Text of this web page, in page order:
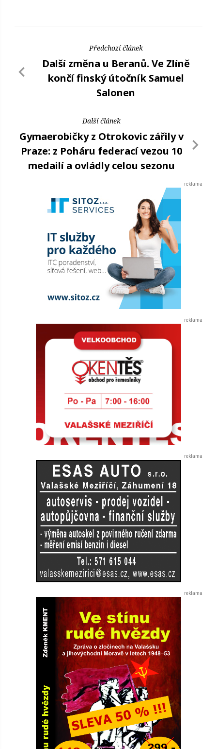
Předchozí článek
Další změna u Beranů. Ve Zlíně
končí finský útočník Samuel
Salonen
Další článek
Gymaerobičky z Otrokovic zářily v
Praze: z Poháru federací vezou 10
medailí a ovládly celou sezonu